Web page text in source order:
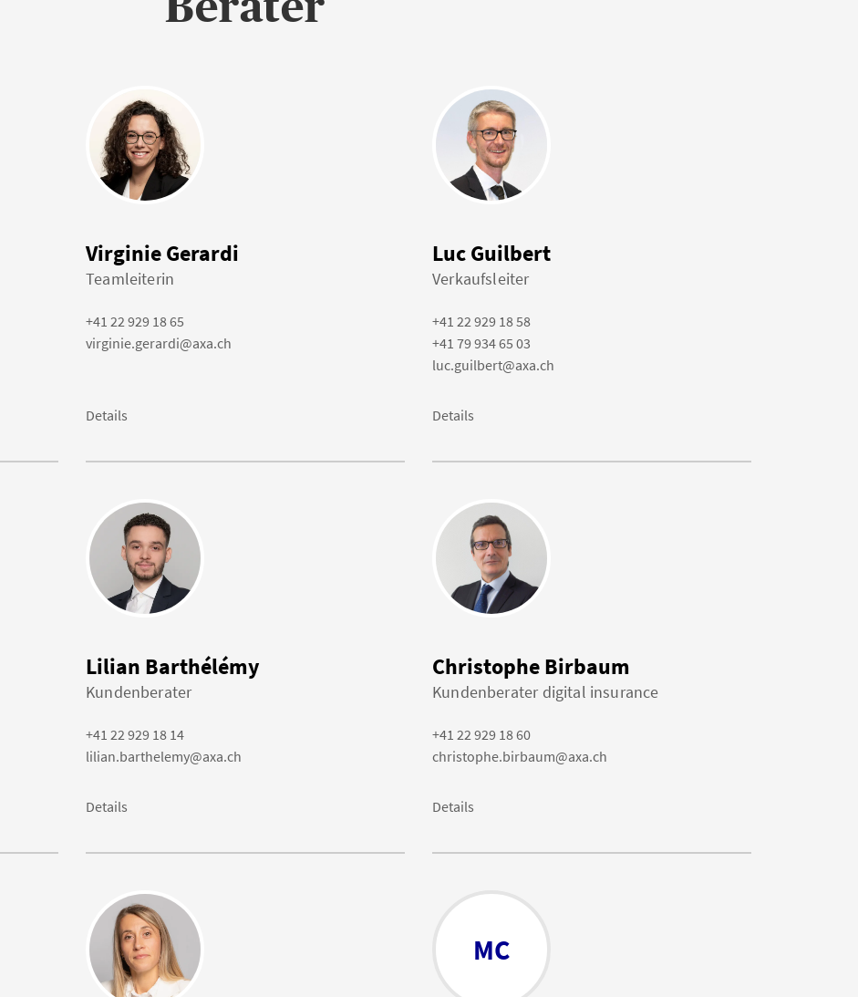
Virginie Gerardi
Teamleiterin
+41 22 929 18 65
virginie.gerardi@axa.ch
Details
Luc Guilbert
Verkaufsleiter
+41 22 929 18 58
+41 79 934 65 03
luc.guilbert@axa.ch
Details
Lilian Barthélémy
Kundenberater
+41 22 929 18 14
lilian.barthelemy@axa.ch
Details
Christophe Birbaum
Kundenberater digital insurance
+41 22 929 18 60
christophe.birbaum@axa.ch
Details
MC